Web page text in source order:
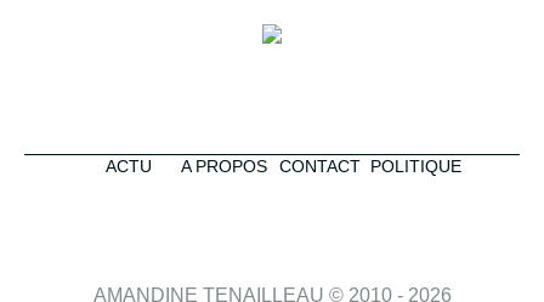
ACTU A PROPOS CONTACT POLITIQUE
AMANDINE TENAILLEAU © 2010 - 2026